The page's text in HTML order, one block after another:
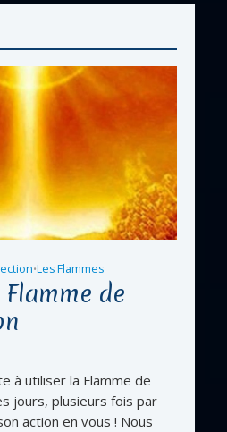
•Les Flammes
de
à utiliser la Flamme de
jours, plusieurs fois par
action en vous ! Nous